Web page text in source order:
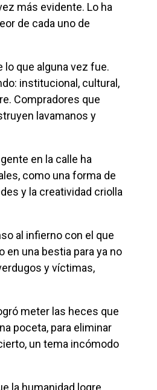
más evidente. Lo ha
de cada uno de
institucional, cultural,
Compradores que
lavamanos y
como una forma de
y la creatividad criolla
en una bestia para ya no
y víctimas,
poceta, para eliminar
un tema incómodo